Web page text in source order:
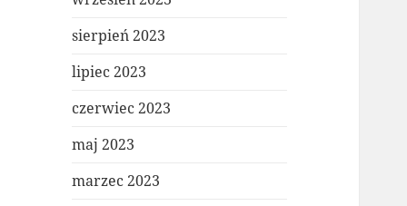
sierpień 2023
lipiec 2023
czerwiec 2023
maj 2023
marzec 2023